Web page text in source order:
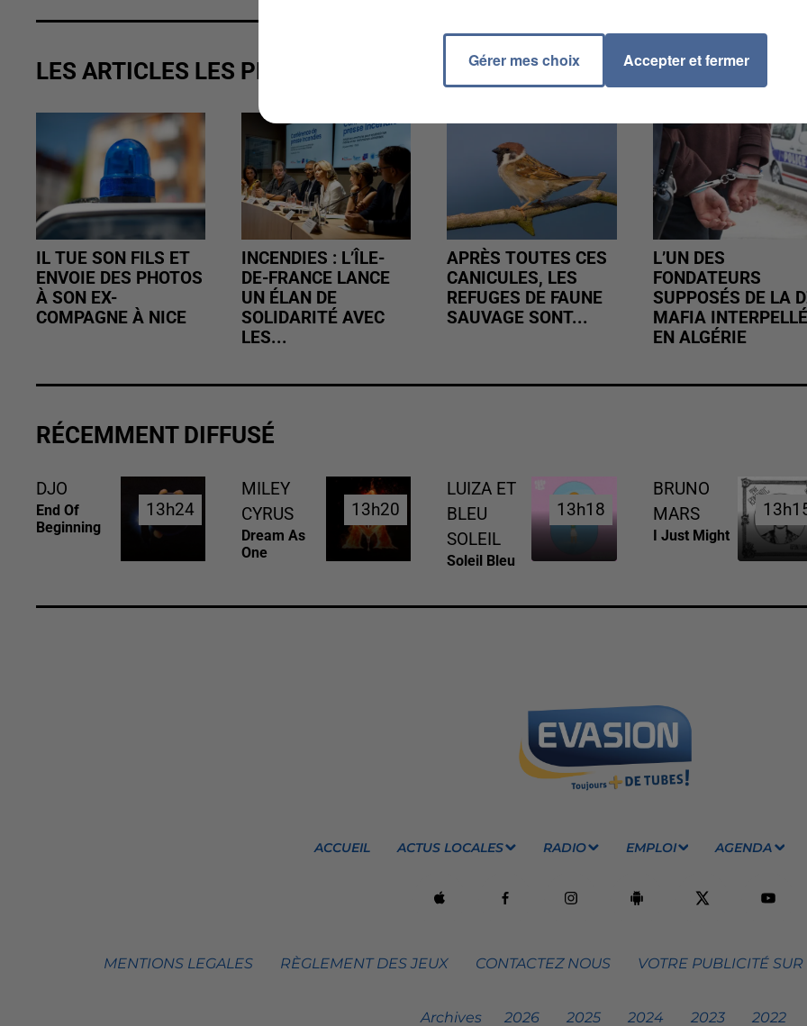
LES ARTICLES LES PLUS VUS
IL TUE SON FILS ET
ENVOIE DES PHOTOS
À SON EX-
COMPAGNE À NICE
INCENDIES : L’ÎLE-
DE-FRANCE LANCE
UN ÉLAN DE
SOLIDARITÉ AVEC
LES...
APRÈS TOUTES CES
CANICULES, LES
REFUGES DE FAUNE
SAUVAGE SONT...
L’UN DES
FONDATEURS
SUPPOSÉS DE LA
MAFIA INTERPELLÉ
EN ALGÉRIE
RÉCEMMENT DIFFUSÉ
DJO
End Of
Beginning
13h24
13h24
MILEY
CYRUS
Dream As
One
13h20
13h20
LUIZA ET
BLEU
SOLEIL
Soleil Bleu
13h18
13h18
BRUNO
MARS
I Just Might
ACCUEIL ACTUS LOCALES RADIO EMPLOI AGENDA
MENTIONS LEGALES RÈGLEMENT DES JEUX CONTACTEZ NOUS VOTRE PUBLICITÉ
Archives 2026 2025 2024 2023 2022
Gérer mes choix Accepter et fermer